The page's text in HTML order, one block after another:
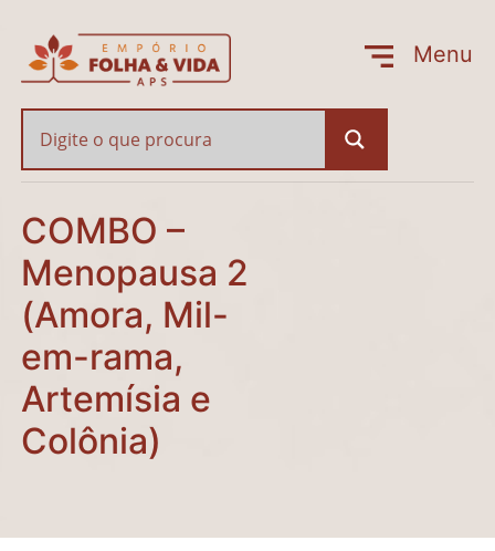
Menu
Fechar
COMBO –
COMBO –
Menopausa 2
(Amora, Mil-
em-rama,
Artemísia e
Colônia)